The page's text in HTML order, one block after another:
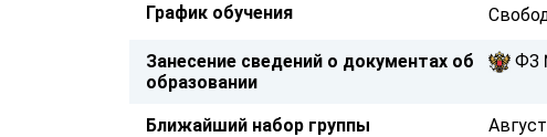
График обучения
Занесение сведений о документах об
образовании
ФЗ
Ближайший набор группы